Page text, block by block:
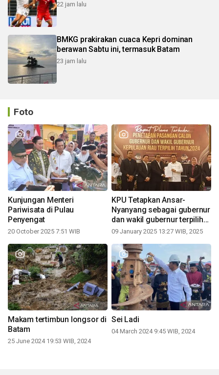
22 jam lalu
BMKG prakirakan cuaca Kepri dominan
berawan Sabtu ini, termasuk Batam
23 jam lalu
Foto
Kunjungan Menteri
Pariwisata di Pulau
Penyengat
20 October 2025 7:51 WIB
KPU Tetapkan Ansar-
Nyanyang sebagai gubernur
dan wakil gubernur terpilih
periode 2025-2030
09 January 2025 13:27 WIB, 2025
Makam tertimbun longsor di
Batam
25 June 2024 19:53 WIB, 2024
Sei Ladi
04 March 2024 9:45 WIB, 2024